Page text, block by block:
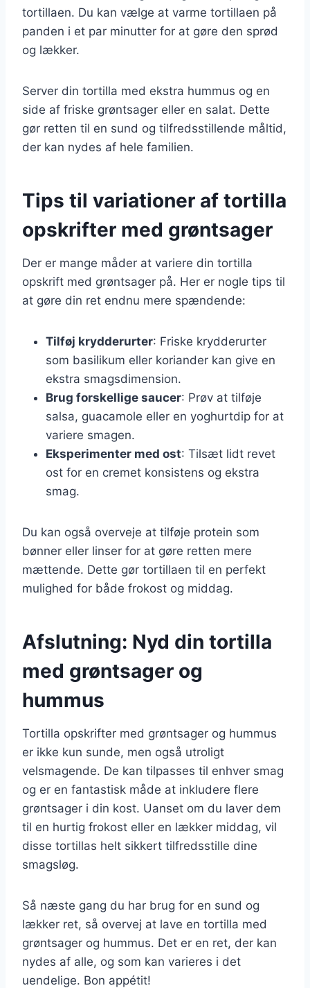
tortillaen. Du kan vælge at varme tortillaen på
panden i et par minutter for at gøre den sprød
og lækker.
Server din tortilla med ekstra hummus og en
side af friske grøntsager eller en salat. Dette
gør retten til en sund og tilfredsstillende måltid,
der kan nydes af hele familien.
Tips til variationer af tortilla
opskrifter med grøntsager
Der er mange måder at variere din tortilla
opskrift med grøntsager på. Her er nogle tips til
at gøre din ret endnu mere spændende:
Tilføj krydderurter: Friske krydderurter
som basilikum eller koriander kan give en
ekstra smagsdimension.
Brug forskellige saucer: Prøv at tilføje
salsa, guacamole eller en yoghurtdip for at
variere smagen.
Eksperimenter med ost: Tilsæt lidt revet
ost for en cremet konsistens og ekstra
smag.
Du kan også overveje at tilføje protein som
bønner eller linser for at gøre retten mere
mættende. Dette gør tortillaen til en perfekt
mulighed for både frokost og middag.
Afslutning: Nyd din tortilla
med grøntsager og
hummus
Tortilla opskrifter med grøntsager og hummus
er ikke kun sunde, men også utroligt
velsmagende. De kan tilpasses til enhver smag
og er en fantastisk måde at inkludere flere
grøntsager i din kost. Uanset om du laver dem
til en hurtig frokost eller en lækker middag, vil
disse tortillas helt sikkert tilfredsstille dine
smagsløg.
Så næste gang du har brug for en sund og
lækker ret, så overvej at lave en tortilla med
grøntsager og hummus. Det er en ret, der kan
nydes af alle, og som kan varieres i det
uendelige. Bon appétit!